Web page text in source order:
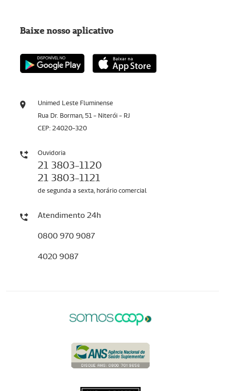
Unimed Leste Fluminense
Rua Dr. Borman, 51 - Niterói - RJ
CEP: 24020-320
Ouvidoria
21 3803-1120
21 3803-1121
de segunda a sexta, horário comercial
Atendimento 24h
0800 970 9087
4020 9087
Baixe nosso aplicativo